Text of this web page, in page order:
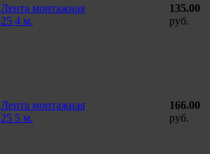
Лента монтажная
25 4 м.
135.00
руб.
Лента монтажная
25 5 м.
166.00
руб.